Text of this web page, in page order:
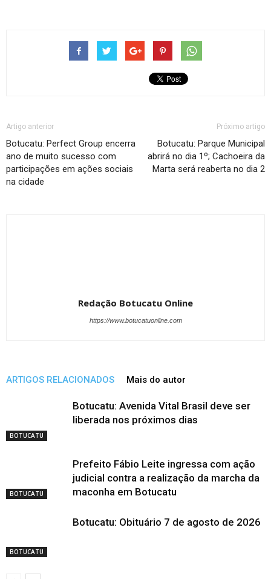
Artigo anterior
Botucatu: Perfect Group encerra
ano de muito sucesso com
participações em ações sociais
na cidade
Próximo artigo
Botucatu: Parque Municipal
abrirá no dia 1º; Cachoeira da
Marta será reaberta no dia 2
Redação Botucatu Online
https://www.botucatuonline.com
ARTIGOS RELACIONADOS Mais do autor
BOTUCATU
Botucatu: Avenida Vital Brasil deve ser
liberada nos próximos dias
BOTUCATU
Prefeito Fábio Leite ingressa com ação
judicial contra a realização da marcha da
maconha em Botucatu
BOTUCATU
Botucatu: Obituário 7 de agosto de 2026